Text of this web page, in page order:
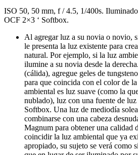
ISO 50, 50 mm, f / 4.5, 1/400s.
OCF 2×3 ‘ Softbox.
Al agregar luz a su novia o novio,
le presenta la luz existente para
natural. Por ejemplo, si la luz
ilumine a su novia desde la
(cálida), agregue geles de
para que coincida con el color de
ambiental es luz suave (como la
nublado), luz con una fuente de
Softbox. Una luz de mediodía
combinarse con una cabeza
Magnum para obtener una calidad
coincidir la luz ambiental que ya
apropiado, su sujeto se verá como